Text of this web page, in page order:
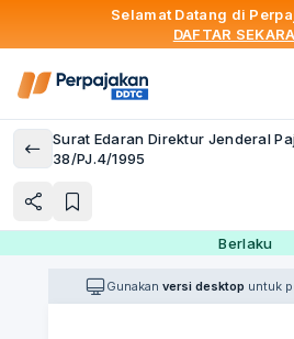
Selamat Datang di
DAFTAR
Surat Edaran Direktur Jenderal
38/PJ.4/1995
Berlaku
Gunakan versi desktop untuk